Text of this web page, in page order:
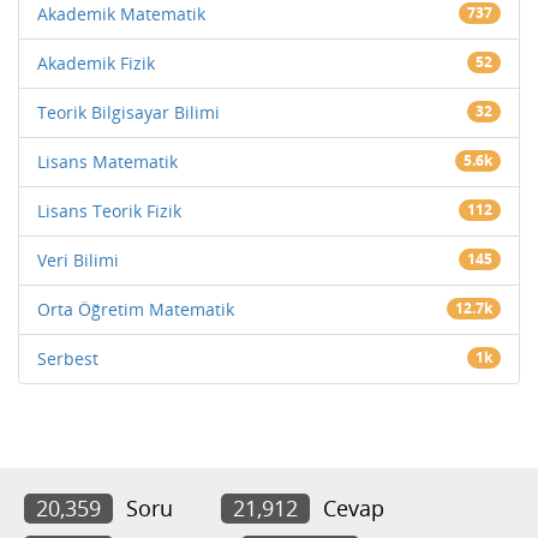
Akademik Matematik 737
Akademik Fizik 52
Teorik Bilgisayar Bilimi 32
Lisans Matematik 5.6k
Lisans Teorik Fizik 112
Veri Bilimi 145
Orta Öğretim Matematik 12.7k
Serbest 1k
20,359 Soru 21,912
Cevap